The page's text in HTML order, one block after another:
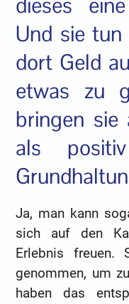
Und sie
dort Geld
etwas zu
bringen sie
als positiv
Ja, man kann
sich auf den
Erlebnis freuen.
genommen, um
haben das